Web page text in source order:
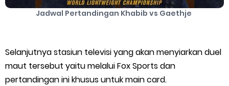
Jadwal Pertandingan Khabib vs Gaethje
Selanjutnya stasiun televisi yang akan menyiarkan duel
maut tersebut yaitu melalui Fox Sports dan
pertandingan ini khusus untuk main card.